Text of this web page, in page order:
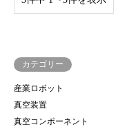
カテゴリー
産業ロボット
真空装置
真空コンポーネント